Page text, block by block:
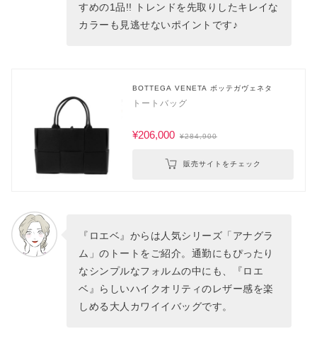
すめの1品!! トレンドを先取りしたキレイな
カラーも見逃せないポイントです♪
BOTTEGA VENETA ボッテガヴェネタ
トートバッグ
¥206,000 ¥284,900
販売サイトをチェック
『ロエベ』からは人気シリーズ「アナグラ
ム」のトートをご紹介。通勤にもぴったり
なシンプルなフォルムの中にも、『ロエ
ベ』らしいハイクオリティのレザー感を楽
しめる大人カワイイバッグです。